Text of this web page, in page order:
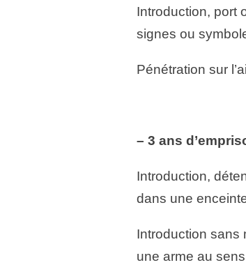
Introduction, port
signes ou
Pénétration sur
– 3 ans
Introduction,
dans une
Introduction sans
une arme au